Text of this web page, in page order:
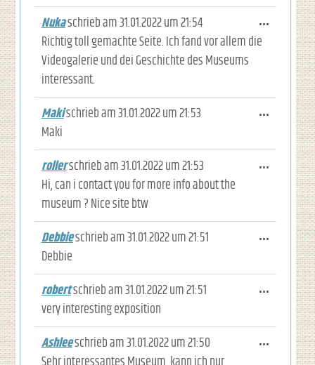
Nukaschrieb am31.01.2022um21:54
Richtig toll gemachte Seite. Ich fand vor allem die
Videogalerie und dei Geschichte des Museums
interessant.
... Diese
Makischrieb am31.01.2022um21:53
Maki
... Diese
rollerschrieb am31.01.2022um21:53
Hi, can i contact you for more info about the
museum ? Nice site btw
... Diese
Debbieschrieb am31.01.2022um21:51
Debbie
... Diese
robertschrieb am31.01.2022um21:51
very interesting exposition
... Diese
Ashleeschrieb am31.01.2022um21:50
... Diese